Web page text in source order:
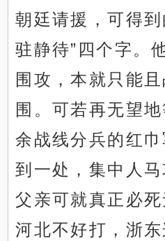
朝廷请援，可得
驻静待”四个字。
围攻，本就只能
围。可若再无望
余战线分兵的红
到一处，集中人
父亲可就真正必死
河北不好打，浙